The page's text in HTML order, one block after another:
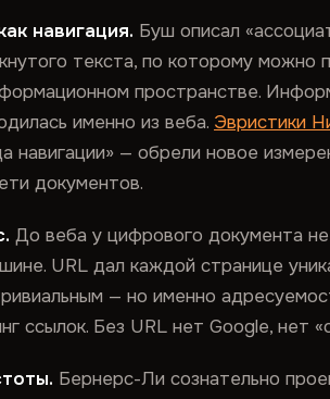
навигация. Буш описал
текста, по которому можно
пространстве.
именно из веба. Эвристики
навигации» — обрели новое
документов.
До веба у цифрового документа
URL дал каждой странице
— но именно
ссылок. Без URL нет Google, нет
Бернерс-Ли сознательно